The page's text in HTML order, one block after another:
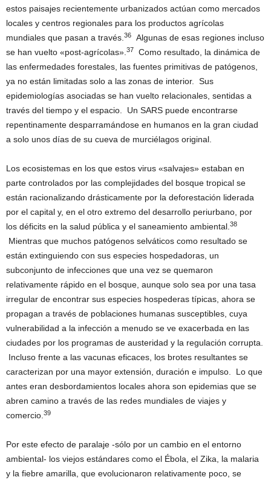
estos paisajes recientemente urbanizados actúan como mercados
locales y centros regionales para los productos agrícolas
mundiales que pasan a través. 36
Algunas de esas regiones incluso
se han vuelto «post-agrícolas». 37
Como resultado, la dinámica de
las enfermedades forestales, las fuentes primitivas de patógenos,
ya no están limitadas solo a las zonas de interior. Sus
epidemiologías asociadas se han vuelto relacionales, sentidas a
través del tiempo y el espacio. Un SARS puede encontrarse
repentinamente desparramándose en humanos en la gran ciudad
a solo unos días de su cueva de murciélagos original.
Los ecosistemas en los que estos virus «salvajes» estaban en
parte controlados por las complejidades del bosque tropical se
están racionalizando drásticamente por la deforestación liderada
por el capital y, en el otro extremo del desarrollo periurbano, por
los déficits en la salud pública y el saneamiento ambiental. 38
Mientras que muchos patógenos selváticos como resultado se
están extinguiendo con sus especies hospedadoras, un
subconjunto de infecciones que una vez se quemaron
relativamente rápido en el bosque, aunque solo sea por una tasa
irregular de encontrar sus especies hospederas típicas, ahora se
propagan a través de poblaciones humanas susceptibles, cuya
vulnerabilidad a la infección a menudo se ve exacerbada en las
ciudades por los programas de austeridad y la regulación corrupta.
Incluso frente a las vacunas eficaces, los brotes resultantes se
caracterizan por una mayor extensión, duración e impulso. Lo que
antes eran desbordamientos locales ahora son epidemias que se
abren camino a través de las redes mundiales de viajes y
comercio. 39
Por este efecto de paralaje -sólo por un cambio en el entorno
ambiental- los viejos estándares como el Ébola, el Zika, la malaria
y la fiebre amarilla, que evolucionaron relativamente poco, se